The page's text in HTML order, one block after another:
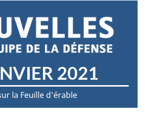
2021
la Feuille d’érable